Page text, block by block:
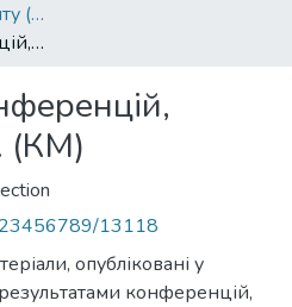
Кафедра менеджменту (КМ)
Матеріали конференцій, семінарів і т.п. (КМ)
(КМ)
13118
опубліковані у
конференцій,